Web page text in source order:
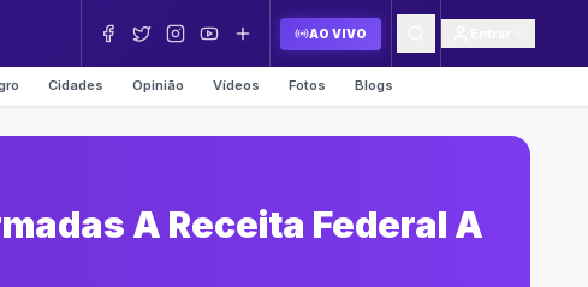
AO VIVO
Cidades Opinião Vídeos Fotos Blogs
A Receita Federal A